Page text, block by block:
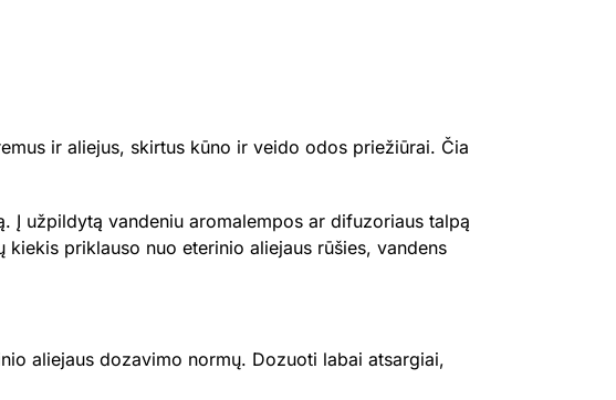
ir aliejus, skirtus kūno ir veido odos priežiūrai. Čia
užpildytą vandeniu aromalempos ar difuzoriaus talpą
priklauso nuo eterinio aliejaus rūšies, vandens
aliejaus dozavimo normų. Dozuoti labai atsargiai,